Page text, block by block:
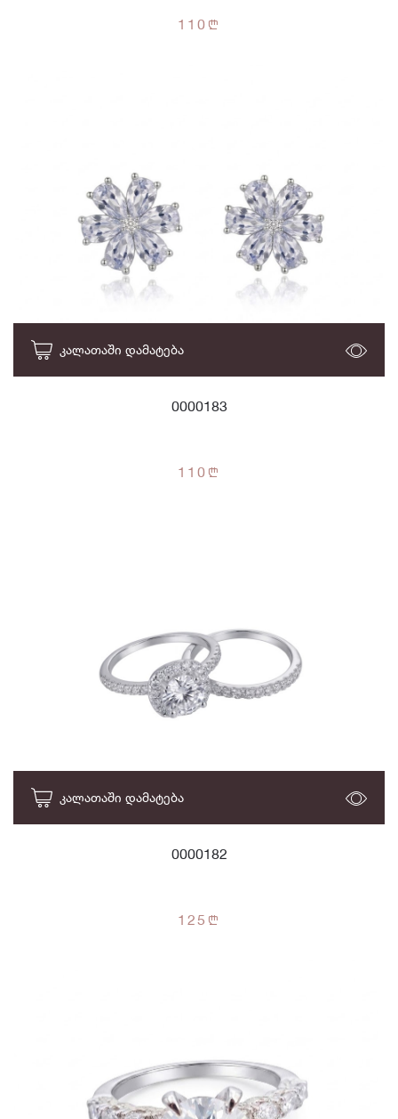
110 n
ᲙᲐᲚᲐᲗᲐᲨᲘ ᲓᲐᲛᲐᲢᲔᲑᲐ
0000183
110 n
ᲙᲐᲚᲐᲗᲐᲨᲘ ᲓᲐᲛᲐᲢᲔᲑᲐ
0000182
125 n